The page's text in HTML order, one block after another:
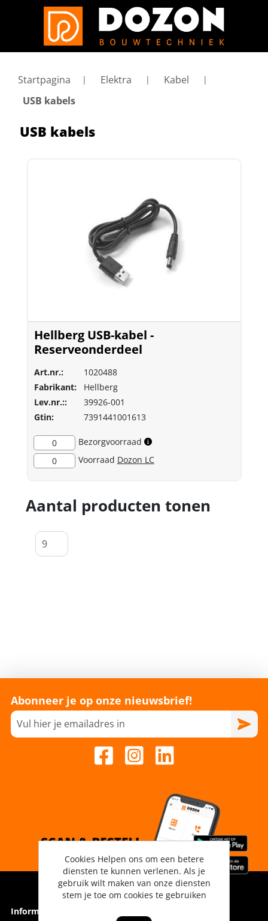
Startpagina Elektra
Kabel
USB kabels
USB kabels
Hellberg USB-kabel -
Reserveonderdeel
Art.nr.:
1020488
Fabrikant:
Hellberg
Lev.nr.::
39926-001
Gtin:
7391441001613
0
Bezorgvoorraad
0
Voorraad Dozon LC
Aantal producten tonen
Abonneer je op onze nieuwsbrief!
Informatie
Cookies Helpen ons om een betere
diensten te kunnen verlenen. Als je
gebruik wilt maken van onze diensten
stem je toe om cookies te gebruiken